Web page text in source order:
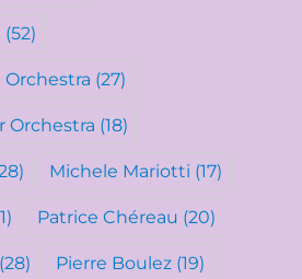
(52)
Orchestra (27)
Orchestra (18)
Michele Mariotti (17)
Patrice Chéreau (20)
(28) Pierre Boulez (19)